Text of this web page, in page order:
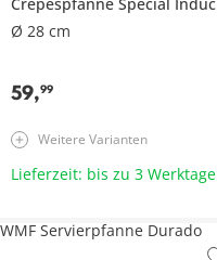
Crépespfanne Special Induction
Ø 28 cm
59,99
Weitere Varianten
Lieferzeit: bis zu 3 Werktage
WMF Servierpfanne Durado